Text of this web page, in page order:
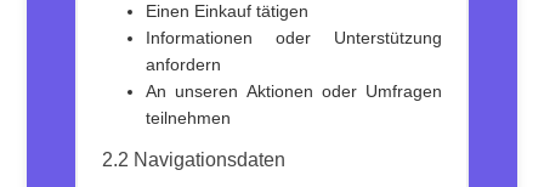
Einen Einkauf tätigen
Informationen oder Unterstützung
anfordern
An unseren Aktionen oder Umfragen
teilnehmen
2.2 Navigationsdaten